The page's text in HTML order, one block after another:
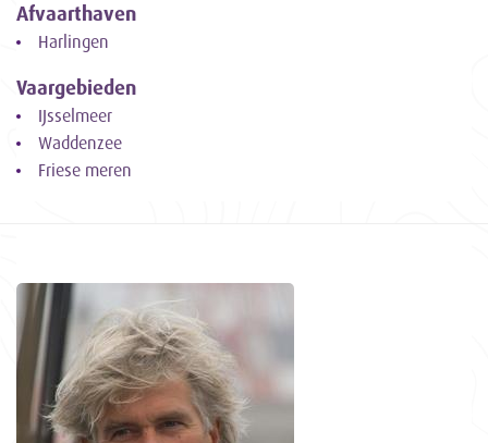
Afvaarthaven
Harlingen
Vaargebieden
IJsselmeer
Waddenzee
Friese meren